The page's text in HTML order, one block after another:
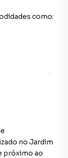
como:
no Jardim
próximo ao